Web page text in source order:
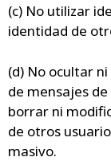
(c) No utilizar
identidad de
(d) No ocultar
de mensajes
borrar ni
de otros
masivo.